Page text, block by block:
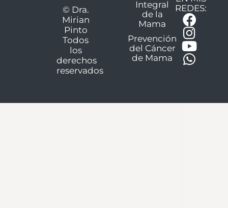
© Dra.
Mirian
Pinto
Todos
los
derechos
reservados
Integral
de la
Mama
Prevención
del Cáncer
de Mama
REDES: